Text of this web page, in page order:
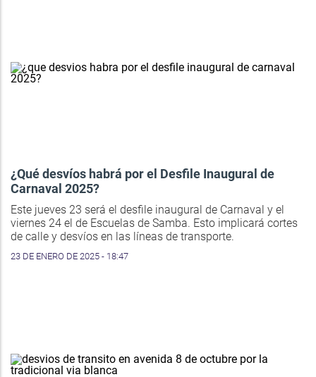
¿Qué desvíos habrá por el Desfile Inaugural de
Carnaval 2025?
Este jueves 23 será el desfile inaugural de Carnaval y el
viernes 24 el de Escuelas de Samba. Esto implicará cortes
de calle y desvíos en las líneas de transporte.
23 DE ENERO DE 2025 - 18:47